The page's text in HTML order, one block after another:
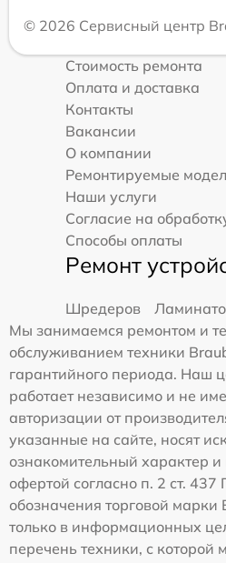
© 2026 Сервисный центр
Стоимость ремонта
Оплата и доставка
Контакты
Вакансии
О компании
Ремонтируемые
Наши услуги
Согласие на
Способы оплаты
Ремонт
Шредеров
Мы занимаемся ремонтом и
обслуживанием техники
гарантийного периода. Наш
работает независимо и не
авторизации от
указанные на сайте, носят
ознакомительный характер
офертой согласно п. 2 ст.
обозначения торговой
только в информационных
перечень техники, с